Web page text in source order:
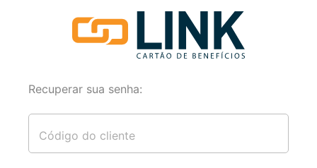
Recuperar sua senha:
Código do cliente